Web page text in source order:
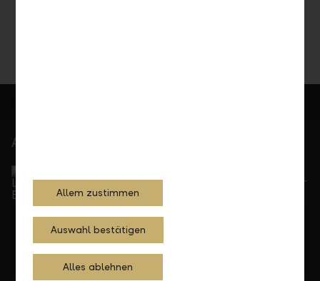
At your service
Can be reached by phone, Monday to Friday, 8 a. m. –
5.30 p. m.
+423 236 88 11
Feedback
Allem zustimmen
Auswahl bestätigen
Alles ablehnen